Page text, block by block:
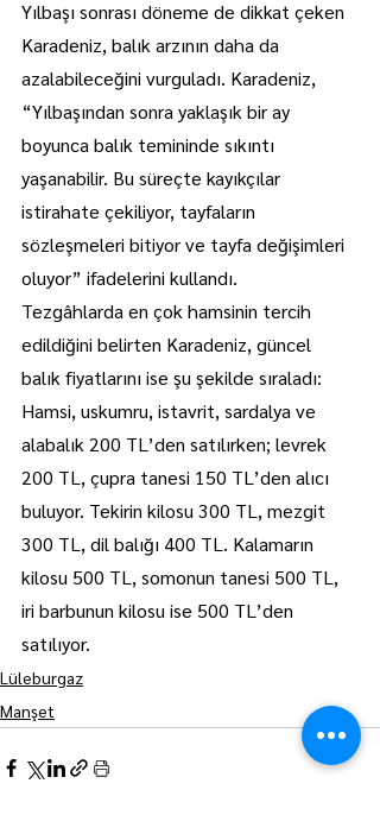
Yılbaşı sonrası döneme de dikkat çeken
Karadeniz, balık arzının daha da
azalabileceğini vurguladı. Karadeniz,
“Yılbaşından sonra yaklaşık bir ay
boyunca balık temininde sıkıntı
yaşanabilir. Bu süreçte kayıkçılar
istirahate çekiliyor, tayfaların
sözleşmeleri bitiyor ve tayfa değişimleri
oluyor” ifadelerini kullandı.
Tezgâhlarda en çok hamsinin tercih
edildiğini belirten Karadeniz, güncel
balık fiyatlarını ise şu şekilde sıraladı:
Hamsi, uskumru, istavrit, sardalya ve
alabalık 200 TL’den satılırken; levrek
200 TL, çupra tanesi 150 TL’den alıcı
buluyor. Tekirin kilosu 300 TL, mezgit
300 TL, dil balığı 400 TL. Kalamarın
kilosu 500 TL, somonun tanesi 500 TL,
iri barbunun kilosu ise 500 TL’den
satılıyor.
Lüleburgaz
Manşet